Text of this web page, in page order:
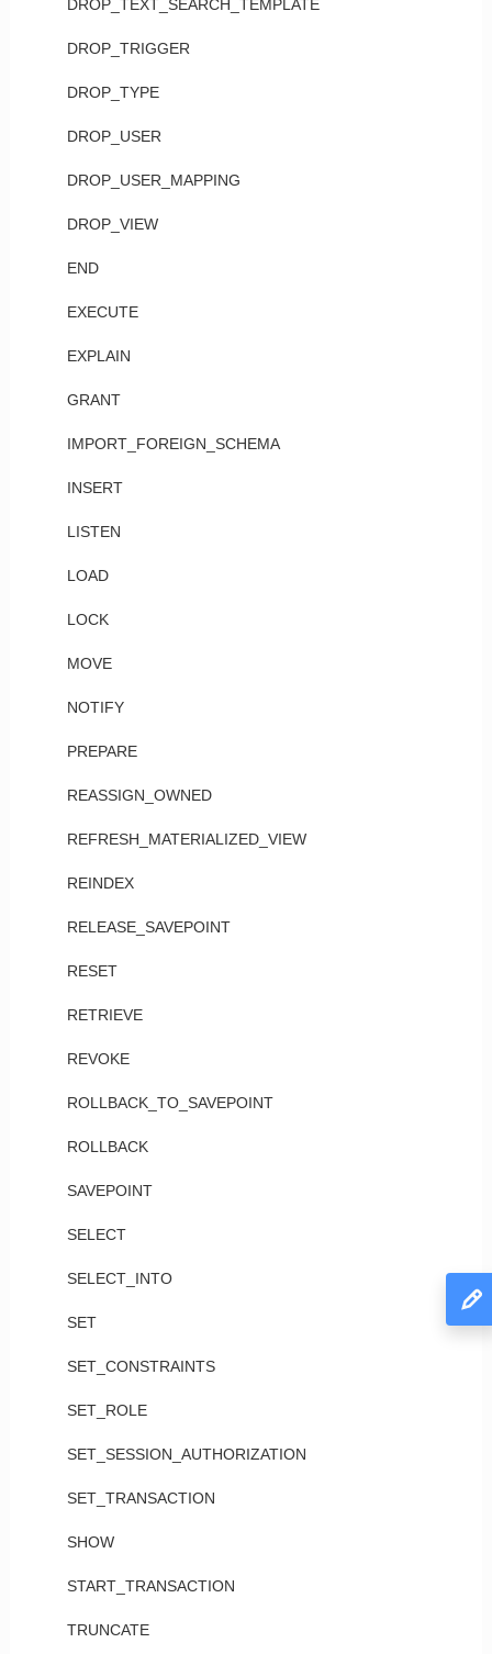
DROP_TEXT_SEARCH_TEMPLATE
DROP_TRIGGER
DROP_TYPE
DROP_USER
DROP_USER_MAPPING
DROP_VIEW
END
EXECUTE
EXPLAIN
GRANT
IMPORT_FOREIGN_SCHEMA
INSERT
LISTEN
LOAD
LOCK
MOVE
NOTIFY
PREPARE
REASSIGN_OWNED
REFRESH_MATERIALIZED_VIEW
REINDEX
RELEASE_SAVEPOINT
RESET
RETRIEVE
REVOKE
ROLLBACK_TO_SAVEPOINT
ROLLBACK
SAVEPOINT
SELECT
SELECT_INTO
SET
SET_CONSTRAINTS
SET_ROLE
SET_SESSION_AUTHORIZATION
SET_TRANSACTION
SHOW
START_TRANSACTION
TRUNCATE